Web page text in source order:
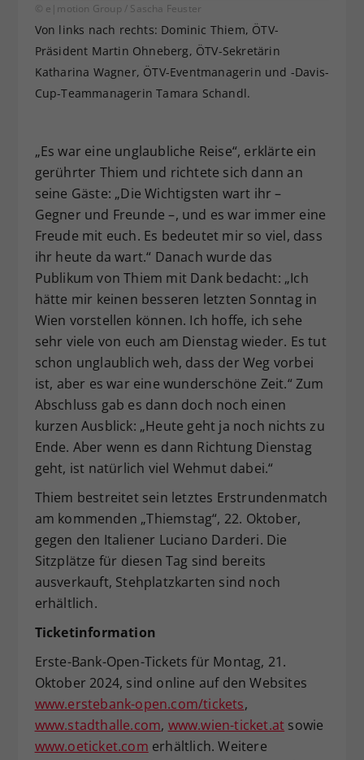
© e|motion Group / Sascha Feuster
Von links nach rechts: Dominic Thiem, ÖTV-
Präsident Martin Ohneberg, ÖTV-Sekretärin
Katharina Wagner, ÖTV-Eventmanagerin und -Davis-
Cup-Teammanagerin Tamara Schandl.
„Es war eine unglaubliche Reise“, erklärte ein
gerührter Thiem und richtete sich dann an
seine Gäste: „Die Wichtigsten wart ihr –
Gegner und Freunde –, und es war immer eine
Freude mit euch. Es bedeutet mir so viel, dass
ihr heute da wart.“ Danach wurde das
Publikum von Thiem mit Dank bedacht: „Ich
hätte mir keinen besseren letzten Sonntag in
Wien vorstellen können. Ich hoffe, ich sehe
sehr viele von euch am Dienstag wieder. Es tut
schon unglaublich weh, dass der Weg vorbei
ist, aber es war eine wunderschöne Zeit.“ Zum
Abschluss gab es dann doch noch einen
kurzen Ausblick: „Heute geht ja noch nichts zu
Ende. Aber wenn es dann Richtung Dienstag
geht, ist natürlich viel Wehmut dabei.“
Thiem bestreitet sein letztes Erstrundenmatch
am kommenden „Thiemstag“, 22. Oktober,
gegen den Italiener Luciano Darderi. Die
Sitzplätze für diesen Tag sind bereits
ausverkauft, Stehplatzkarten sind noch
erhältlich.
Ticketinformation
Erste-Bank-Open-Tickets für Montag, 21.
Oktober 2024, sind online auf den Websites
www.erstebank-open.com/tickets,
www.stadthalle.com, www.wien-ticket.at sowie
www.oeticket.com erhältlich. Weitere